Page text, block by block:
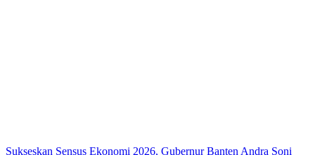
Sukseskan Sensus Ekonomi 2026, Gubernur Banten Andra Soni